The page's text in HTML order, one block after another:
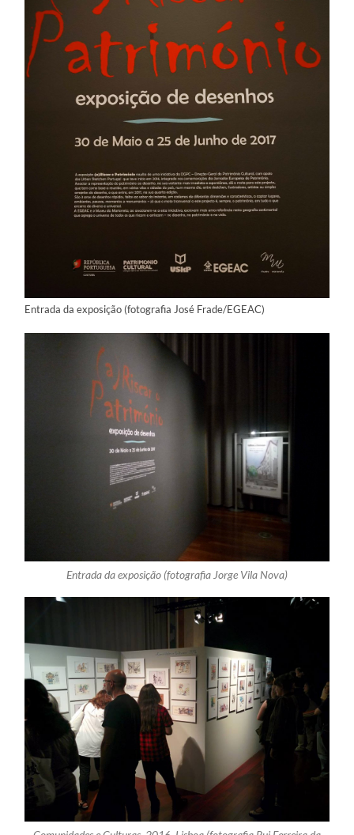
Entrada da exposição (fotografia José Frade/EGEAC)
Entrada da exposição (fotografia Jorge Vila Nova)